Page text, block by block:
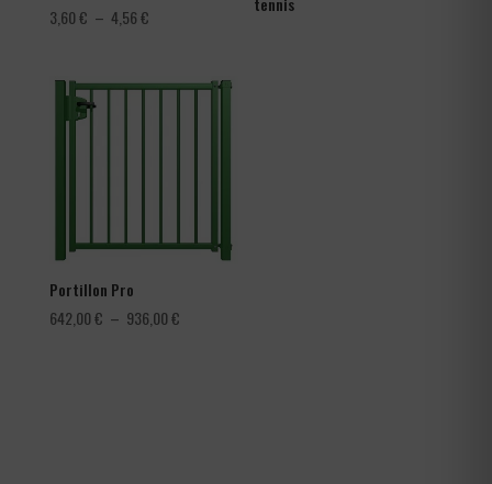
3,60€ – 4,56€Plage
3,60 €
Portillon Pro
642,00€ – 936,00€Plage